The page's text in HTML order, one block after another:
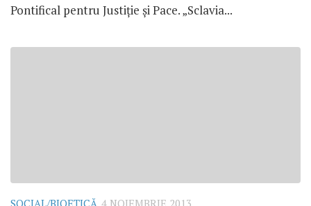
Pontifical pentru Justiţie şi Pace. „Sclavia...